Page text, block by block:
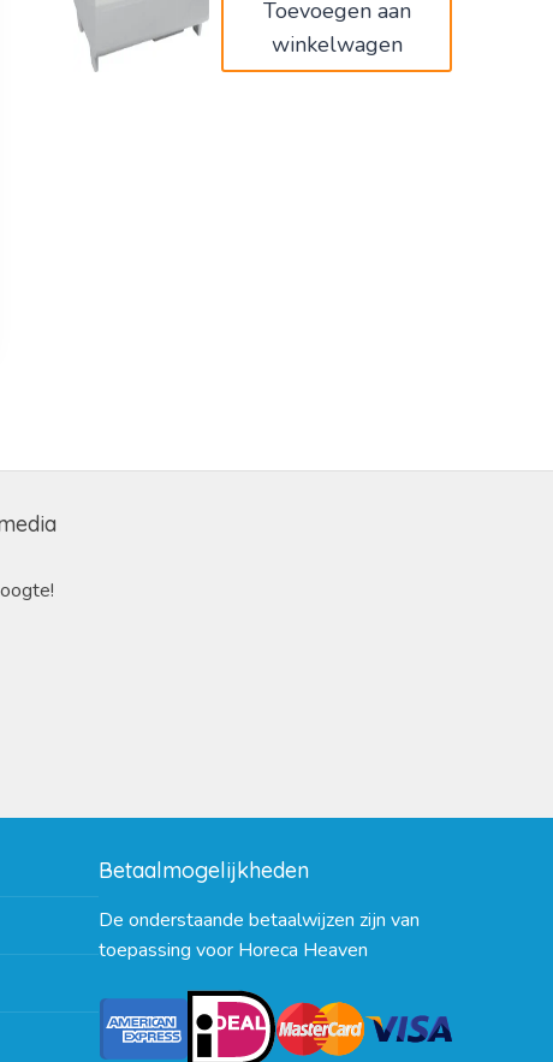
Toevoegen aan
winkelwagen
Betaalmogelijkheden
De onderstaande betaalwijzen zijn van
toepassing voor Horeca Heaven